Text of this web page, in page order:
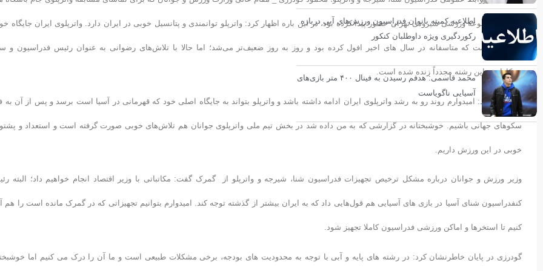
آسیا در مجموعه ورزشی شیرودی تهران حضور پیدا کرده بود، در این باره اظهار کرد: واترپلو توانمندی و پتانسیل خوبی در ایران دارد. واترپلوی ایران جایگاه
در آسیا داشت که متاسفانه در سال های اخیر افول کرده بود و روز به روز ضعیف‌تر می‌شد؛ اما حالا با تلاش‌های رضوانی به عنوان رئیس فدراسیون و
همکارانش این رشته مجدداً زنده شده است.
وی ادامه داد: امیدوارم روند رو به رشد واترپلوی ایران ادامه داشته باشد و واترپلو بتواند به جایگاه اصلی خود که قهرمانی در آسیا است برسد و پس از آن به
سکوهای جهانی باشیم. خوشبختانه در گزارشی که به من داده شد در بخش تیم ملی واترپلوی جوانان هم تلاش‌های خوبی صورت گرفته است و استعداد و
خوبی در این ورزش داریم.
وزیر ورزش و جوانان درباره مشکل ترخیص تجهیزات فدراسیون شنا، شیرجه و واترپلو از گمرک گفت: مکاتباتی با وزیر اقتصاد انجام خواهیم داد؛ البته
کنفدراسیون شنای آسیا در بازی های آسیایی هم قول‌هایی داد که به ایران بیشتر از گذشته توجه کند. امیدوارم بتوانیم تجهیزاتی که در گمرک مانده است را هم
کنیم تا استخرها و اماکن ورزشی فدراسیون کاملا تجهیز شود.
گودرزی در پایان خاطرنشان کرد: در رشته های پایه و آبی با توجه به محدودیت های بودجه، برخی مشکلات طبیعی است و ما آن را درک می کنیم اما
اطلاعیه کمیته بانوان فدراسیون ورزش‌های آبی درباره
رکوردگیری ویژه داوطلبان کنکور
محمد قاسمی: هدفم رسیدن به فینال ۴۰۰ متر بازی‌های
آسیایی ناگویاست